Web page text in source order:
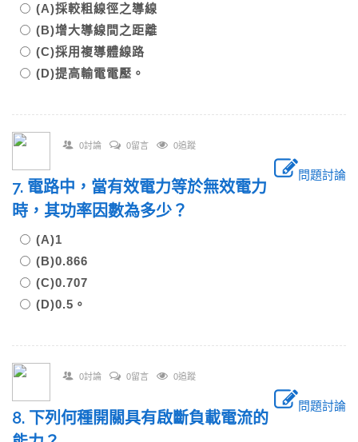
(A)採較粗線徑之導線
(B)增大導線間之距離
(C)採用複導體線路
(D)提高輸電電壓。
0討論 0留言 0追蹤
問題討論
7. 電路中，當有效電力等於無效電力
時，其功率因數為多少？
(A)1
(B)0.866
(C)0.707
(D)0.5。
0討論 0留言 0追蹤
問題討論
8. 下列何種開關具有啟斷負載電流的